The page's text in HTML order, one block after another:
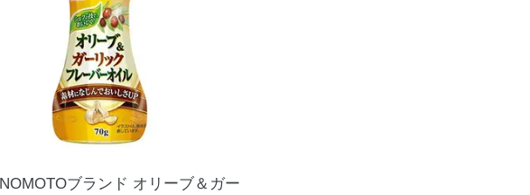
ブランド オリーブ＆ガー